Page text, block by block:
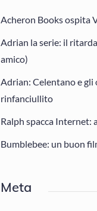
Acheron Books ospita
Adrian la serie: il
amico)
Adrian: Celentano e
rinfanciullito
Ralph spacca Internet:
Bumblebee: un buon
Meta